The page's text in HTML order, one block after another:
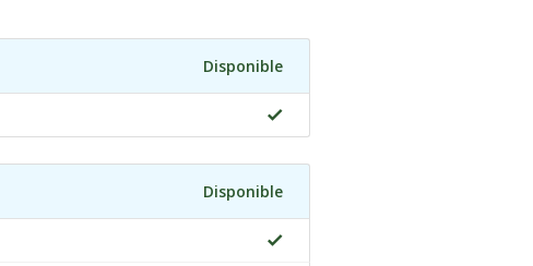
Disponible
Disponible